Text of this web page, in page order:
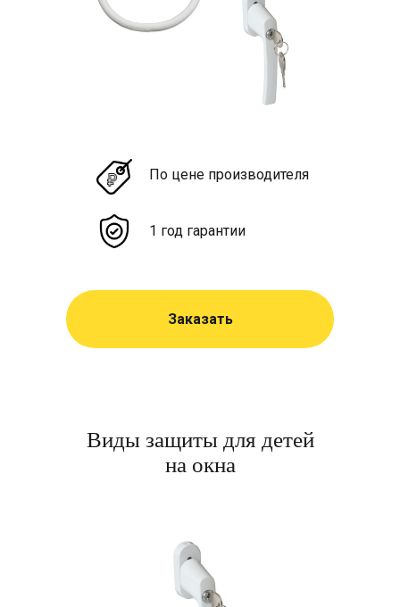
По цене производителя
1 год гарантии
Заказать
Виды защиты для детей
на окна